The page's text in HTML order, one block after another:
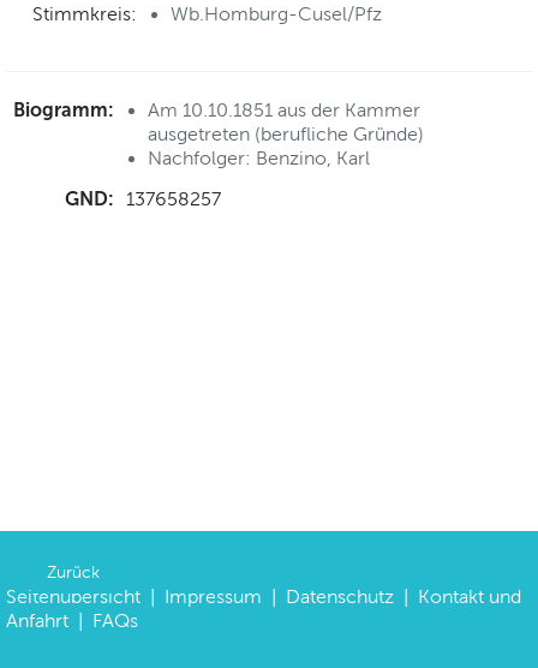
Stimmkreis: Wb.Homburg-Cusel/Pfz
Biogramm:
Am 10.10.1851 aus der Kammer
ausgetreten (berufliche Gründe)
Nachfolger: Benzino, Karl
GND: 137658257
Zurück
Seitenübersicht Impressum Datenschutz
Kontakt und
Anfahrt
FAQs